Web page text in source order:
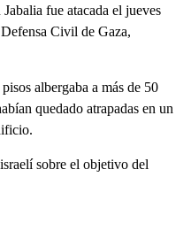
fue atacada el jueves
Civil de Gaza,
albergaba a más de 50
quedado atrapadas en un
sobre el objetivo del